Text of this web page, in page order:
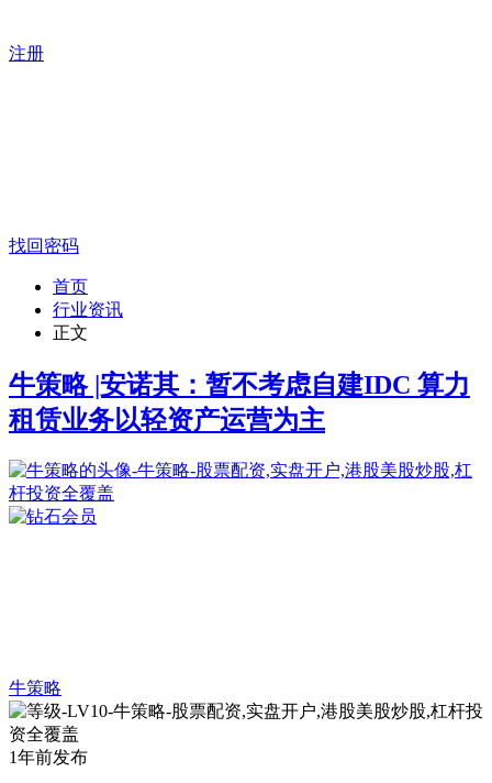
注册
找回密码
首页
行业资讯
正文
牛策略 |安诺其：暂不考虑自建IDC 算力
租赁业务以轻资产运营为主
牛策略
1年前发布